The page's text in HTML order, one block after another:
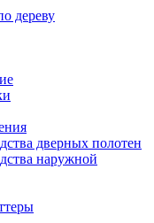
дереву
дверных полотен
наружной